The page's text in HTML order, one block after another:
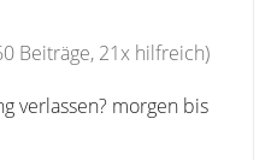
Beiträge, 21x hilfreich)
verlassen? morgen bis